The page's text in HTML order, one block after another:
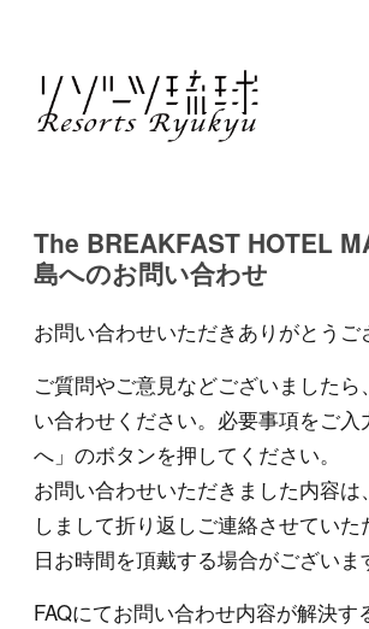
The BREAKFAST HOTEL
島へのお問い合わせ
お問い合わせいただきありがとうご
ご質問やご意見などございましたら
い合わせください。必要事項をご入
へ」のボタンを押してください。
お問い合わせいただきました内容
しまして折り返しご連絡させていた
日お時間を頂戴する場合がございま
FAQにてお問い合わせ内容が解決す